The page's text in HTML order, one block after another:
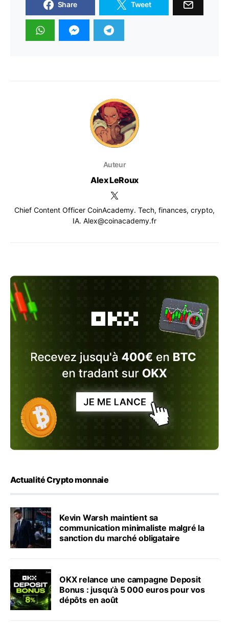
Share Tweet
Auteur
Alex LeRoux
Chief Content Officer CoinAcademy. Tech, finances, crypto,
IA. Alex@coinacademy.fr
Actualité Crypto monnaie
Kevin Warsh maintient sa
communication minimaliste malgré la
sanction du marché obligataire
OKX relance une campagne Deposit
Bonus : jusqu’à 5 000 euros pour vos
dépôts en août